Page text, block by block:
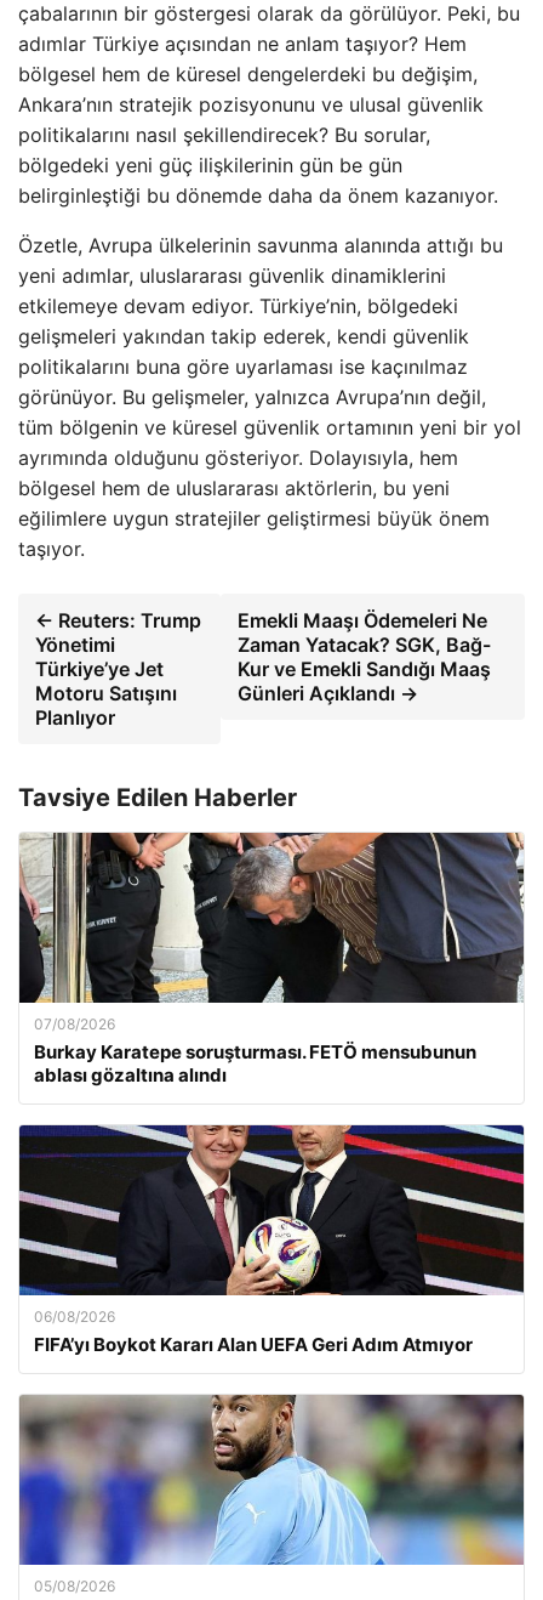
çabalarının bir göstergesi olarak da görülüyor. Peki, bu
adımlar Türkiye açısından ne anlam taşıyor? Hem
bölgesel hem de küresel dengelerdeki bu değişim,
Ankara’nın stratejik pozisyonunu ve ulusal güvenlik
politikalarını nasıl şekillendirecek? Bu sorular,
bölgedeki yeni güç ilişkilerinin gün be gün
belirginleştiği bu dönemde daha da önem kazanıyor.
Özetle, Avrupa ülkelerinin savunma alanında attığı bu
yeni adımlar, uluslararası güvenlik dinamiklerini
etkilemeye devam ediyor. Türkiye’nin, bölgedeki
gelişmeleri yakından takip ederek, kendi güvenlik
politikalarını buna göre uyarlaması ise kaçınılmaz
görünüyor. Bu gelişmeler, yalnızca Avrupa’nın değil,
tüm bölgenin ve küresel güvenlik ortamının yeni bir yol
ayrımında olduğunu gösteriyor. Dolayısıyla, hem
bölgesel hem de uluslararası aktörlerin, bu yeni
eğilimlere uygun stratejiler geliştirmesi büyük önem
taşıyor.
← Reuters: Trump
Yönetimi
Türkiye’ye Jet
Motoru Satışını
Planlıyor
Emekli Maaşı Ödemeleri Ne
Zaman Yatacak? SGK, Bağ-
Kur ve Emekli Sandığı Maaş
Günleri Açıklandı →
Tavsiye Edilen Haberler
07/08/2026
Burkay Karatepe soruşturması. FETÖ mensubunun
ablası gözaltına alındı
06/08/2026
FIFA’yı Boykot Kararı Alan UEFA Geri Adım Atmıyor
05/08/2026